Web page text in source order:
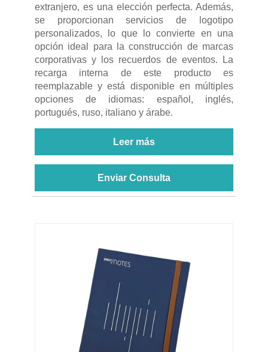
extranjero, es una elección perfecta. Además,
se proporcionan servicios de logotipo
personalizados, lo que lo convierte en una
opción ideal para la construcción de marcas
corporativas y los recuerdos de eventos. La
recarga interna de este producto es
reemplazable y está disponible en múltiples
opciones de idiomas: español, inglés,
portugués, ruso, italiano y árabe.
Leer más
Enviar Consulta